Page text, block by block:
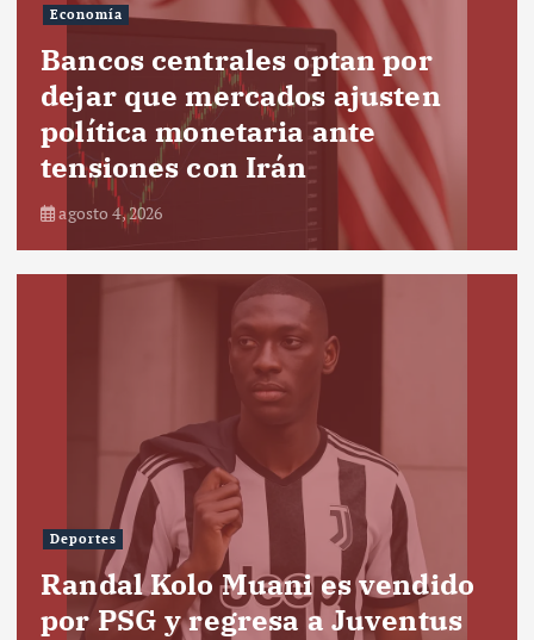
Economía
Bancos centrales optan por
dejar que mercados ajusten
política monetaria ante
tensiones con Irán
agosto 4, 2026
Deportes
Randal Kolo Muani es vendido
por PSG y regresa a Juventus